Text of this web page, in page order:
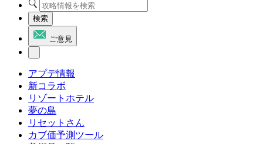
検索
ご意見
アプデ情報
新コラボ
リゾートホテル
夢の島
リセットさん
カブ価予測ツール